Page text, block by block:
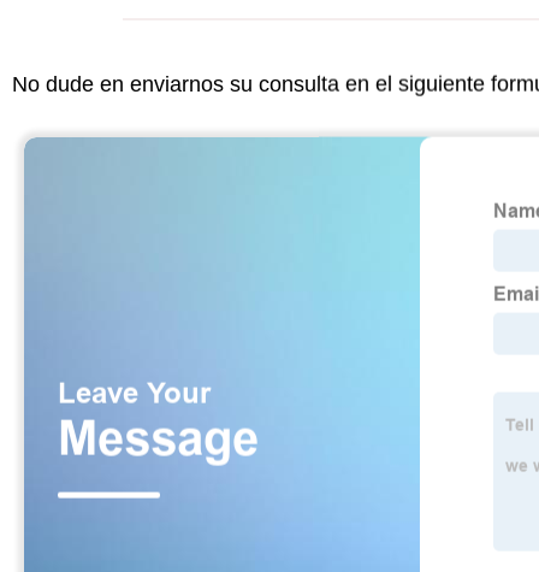
No dude en enviarnos su consulta en el siguiente